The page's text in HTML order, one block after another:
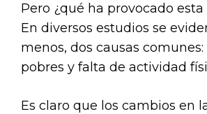
Pero ¿qué ha provocado
En diversos estudios se
menos, dos causas
pobres y falta de actividad
Es claro que los cambios en